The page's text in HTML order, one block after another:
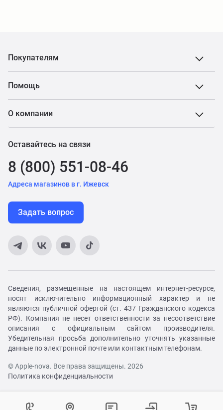
Покупателям
Помощь
О компании
Оставайтесь на связи
8 (800) 551-08-46
Адреса магазинов в г. Ижевск
Задать вопрос
Сведения, размещенные на настоящем интернет-ресурсе,
носят исключительно информационный характер и не
являются публичной офертой (ст. 437 Гражданского кодекса
РФ). Компания не несет ответственности за несоответствие
описания с официальным сайтом производителя.
Убедительная просьба дополнительно уточнять указанные
данные по электронной почте или контактным телефонам.
© Apple-nova. Все права защищены. 2026
Политика конфиденциальности
Контактный центр
Укажите ваш город
Как вам удобнее с нами связаться?
Войти в личный кабинет